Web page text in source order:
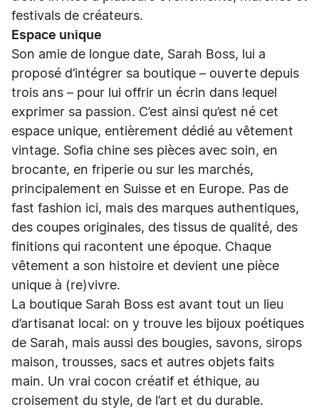
festivals de créateurs.
Espace unique
Son amie de longue date, Sarah Boss, lui a
proposé d’intégrer sa boutique – ouverte depuis
trois ans – pour lui offrir un écrin dans lequel
exprimer sa passion. C’est ainsi qu’est né cet
espace unique, entièrement dédié au vêtement
vintage. Sofia chine ses pièces avec soin, en
brocante, en friperie ou sur les marchés,
principalement en Suisse et en Europe. Pas de
fast fashion ici, mais des marques authentiques,
des coupes originales, des tissus de qualité, des
finitions qui racontent une époque. Chaque
vêtement a son histoire et devient une pièce
unique à (re)vivre.
La boutique Sarah Boss est avant tout un lieu
d’artisanat local: on y trouve les bijoux poétiques
de Sarah, mais aussi des bougies, savons, sirops
maison, trousses, sacs et autres objets faits
main. Un vrai cocon créatif et éthique, au
croisement du style, de l’art et du durable.